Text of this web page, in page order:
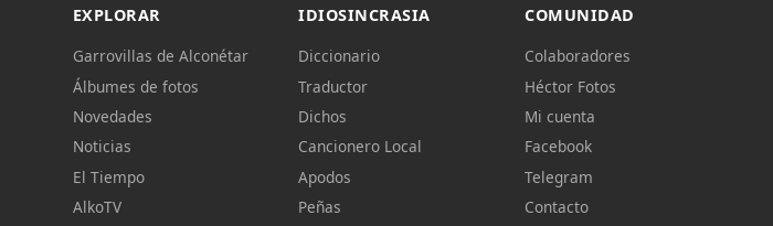
EXPLORAR
Garrovillas de Alconétar
Álbumes de fotos
Novedades
Noticias
El Tiempo
AlkoTV
IDIOSINCRASIA
Diccionario
Traductor
Dichos
Cancionero Local
Apodos
Peñas
COMUNIDAD
Colaboradores
Héctor Fotos
Mi cuenta
Facebook
Telegram
Contacto